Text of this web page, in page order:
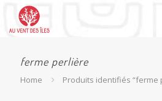
ferme perlière
Home Produits identifiés “ferme